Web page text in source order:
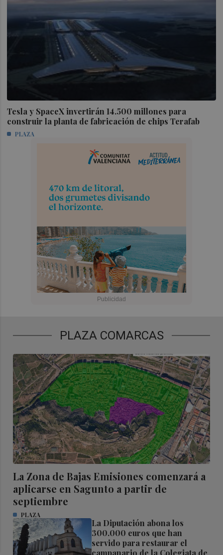
Tesla y SpaceX invertirán 14.500 millones para
construir la planta de fabricación de chips Terafab
PLAZA
PLAZA COMARCAS
La Zona de Bajas Emisiones comenzará a
aplicarse en Sagunto a partir de
septiembre
PLAZA
La Diputación abona los
300.000 euros que han
servido para restaurar el
campanario de la Colegiata de